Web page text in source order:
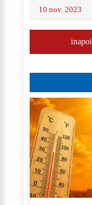
10 nov. 2023